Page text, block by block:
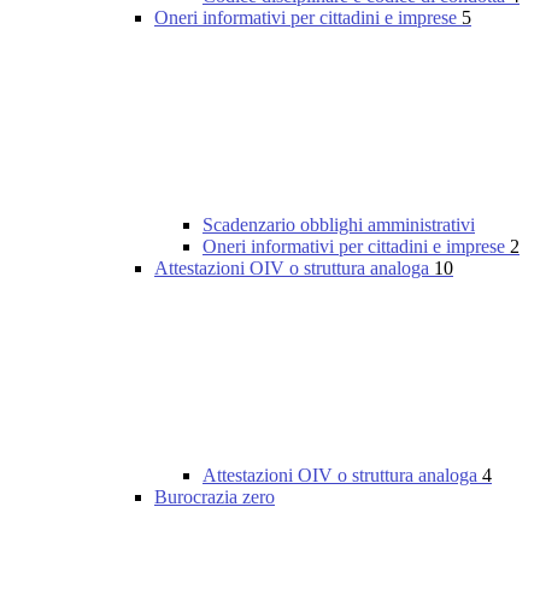
Oneri informativi per cittadini e imprese 5
Scadenzario obblighi amministrativi
Oneri informativi per cittadini e imprese 2
Attestazioni OIV o struttura analoga 10
Attestazioni OIV o struttura analoga 4
Burocrazia zero